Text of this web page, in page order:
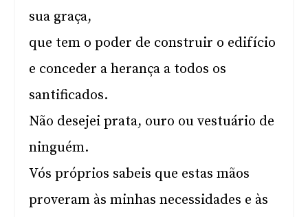
sua graça,
que tem o poder de construir o edifício
e conceder a herança a todos os
santificados.
Não desejei prata, ouro ou vestuário de
ninguém.
Vós próprios sabeis que estas mãos
proveram às minhas necessidades e às